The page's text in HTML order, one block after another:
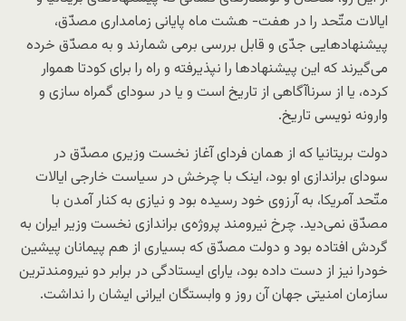
ایالات متّحد را در هفت- هشت ماه پایانی زمامداری مصدّق،
پیشنهادهایی جدّی و قابل بررسی برمی شمارند و به مصدّق خرده
می‌گیرند که این پیشنهاد‌ها را نپذیرفته و راه را برای کودتا هموار
کرده، یا از سرناآگاهی از تاریخ است و یا در سودای گمراه سازی و
وارونه نویسی تاریخ.
دولت بریتانیا که از همان فردای آغاز نخست وزیری مصدّق در
سودای براندازی او بود، اینک با چرخش در سیاست خارجی ایالات
متّحد آمریکا، به آرزوی خود رسیده بود و نیازی به کنار آمدن با
مصدّق نمی‌دید. چرخ نیرومند پروژه‌ی براندازی نخست وزیر ایران به
گردش افتاده بود و دولت مصدّق که بسیاری از هم پیمانان پیشین
خودرا نیز از دست داده بود، یارای ایستادگی در برابر دو نیرومندترین
سازمان امنیتی جهان آن روز و وابستگان ایرانی ایشان را نداشت.